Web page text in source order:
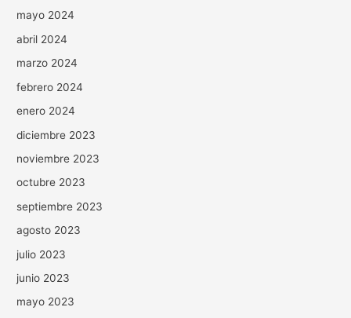
mayo 2024
abril 2024
marzo 2024
febrero 2024
enero 2024
diciembre 2023
noviembre 2023
octubre 2023
septiembre 2023
agosto 2023
julio 2023
junio 2023
mayo 2023